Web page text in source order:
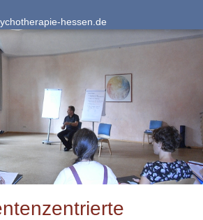
hessen.de